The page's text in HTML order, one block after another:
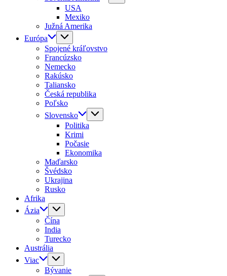
USA
Mexiko
Južná Amerika
Európa
Spojené kráľovstvo
Francúzsko
Nemecko
Rakúsko
Taliansko
Česká republika
Poľsko
Slovensko
Politika
Krimi
Počasie
Ekonomika
Maďarsko
Švédsko
Ukrajina
Rusko
Afrika
Ázia
Čína
India
Turecko
Austrália
Viac
Bývanie